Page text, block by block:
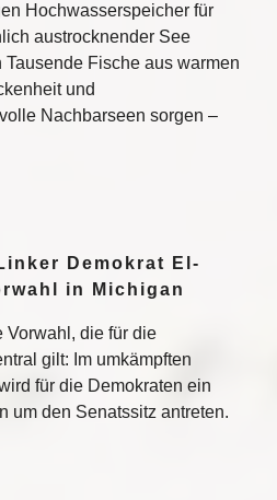
Hochwasserspeicher für
austrocknender See
Fische aus warmen
und
Nachbarseen sorgen –
Demokrat El-
in Michigan
Vorwahl, die für die
gilt: Im umkämpften
für die Demokraten ein
um den Senatssitz antreten.